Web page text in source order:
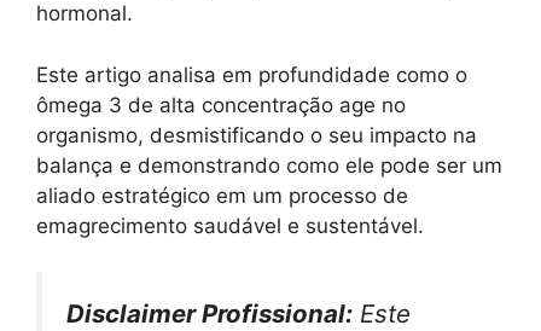
hormonal.
Este artigo analisa em profundidade como o
ômega 3 de alta concentração age no
organismo, desmistificando o seu impacto na
balança e demonstrando como ele pode ser um
aliado estratégico em um processo de
emagrecimento saudável e sustentável.
Disclaimer Profissional: Este